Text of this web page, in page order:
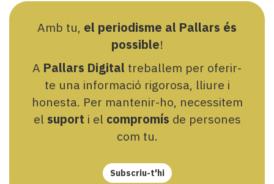
Amb tu, el periodisme al Pallars és
possible!
A Pallars Digital treballem per oferir-
te una informació rigorosa, lliure i
honesta. Per mantenir-ho, necessitem
el suport i el compromís de persones
com tu.
Subscriu-t'hi